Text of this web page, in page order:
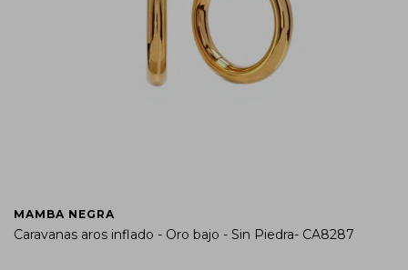
MAMBA NEGRA
Caravanas aros inflado - Oro bajo - Sin Piedra- CA8287